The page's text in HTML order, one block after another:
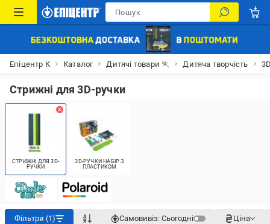
Епіцентр К Каталог Дитячі товари 🏃 Дитяча творчість
Стрижні для 3D-ручки
СТРИЖНІ ДЛЯ 3D-
РУЧКИ
3D-РУЧКИ НАБІР З
ПЛАСТИКОМ
Фільтри (1) Самовивіз: Сьогодні Ціна